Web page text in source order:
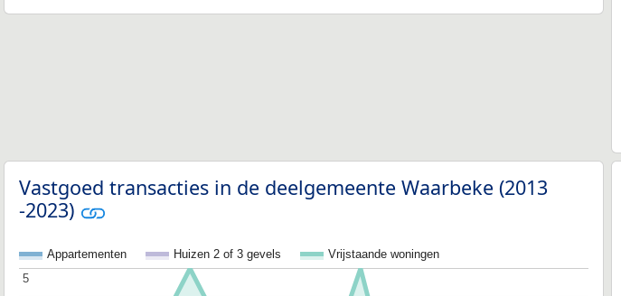
Vastgoed transacties in de deelgemeente Waarbeke (2013
-2023)
Appartementen Huizen 2 of 3 gevels Vrijstaande woningen
5
5